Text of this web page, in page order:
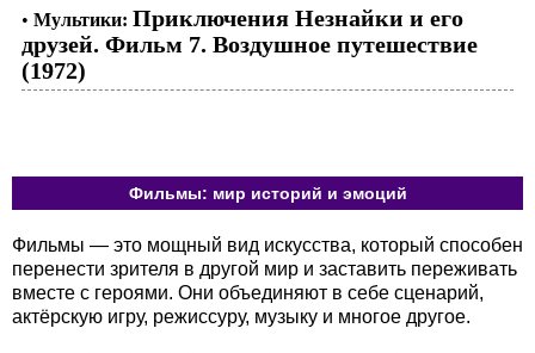
• Мультики: Приключения Незнайки и его
друзей. Фильм 7. Воздушное путешествие
(1972)
Фильмы: мир историй и эмоций
Фильмы — это мощный вид искусства, который способен
перенести зрителя в другой мир и заставить переживать
вместе с героями. Они объединяют в себе сценарий,
актёрскую игру, режиссуру, музыку и многое другое.